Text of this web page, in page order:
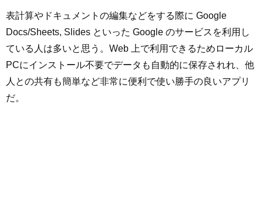
表計算やドキュメントの編集などをする際に Google
Docs/Sheets, Slides といった Google のサービスを利用し
ている人は多いと思う。Web 上で利用できるためローカル
PCにインストール不要でデータも自動的に保存されれ、他
人との共有も簡単など非常に便利で使い勝手の良いアプリ
だ。